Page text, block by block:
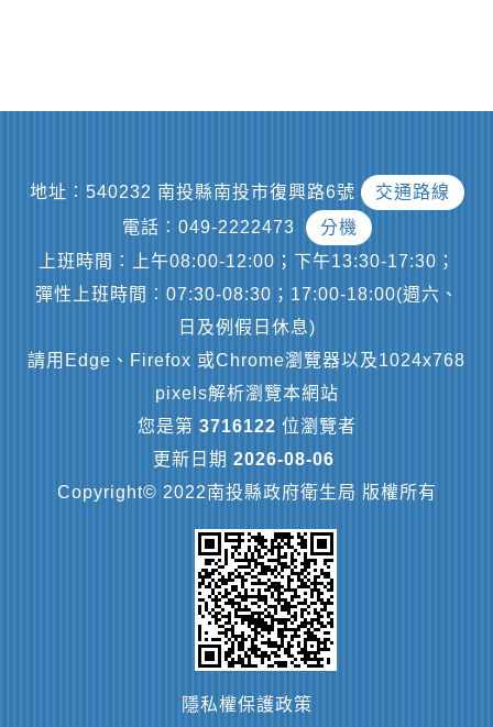
地址︰540232 南投縣南投市復興路6號
交通路線
電話︰049-2222473
分機
上班時間︰上午08:00-12:00；下午13:30-17:30；
彈性上班時間︰07:30-08:30；17:00-18:00(週六、
日及例假日休息)
請用Edge、Firefox 或Chrome瀏覽器以及1024x768
pixels解析瀏覽本網站
您是第 3716122 位瀏覽者
更新日期 2026-08-06
Copyright© 2022南投縣政府衛生局 版權所有
隱私權保護政策